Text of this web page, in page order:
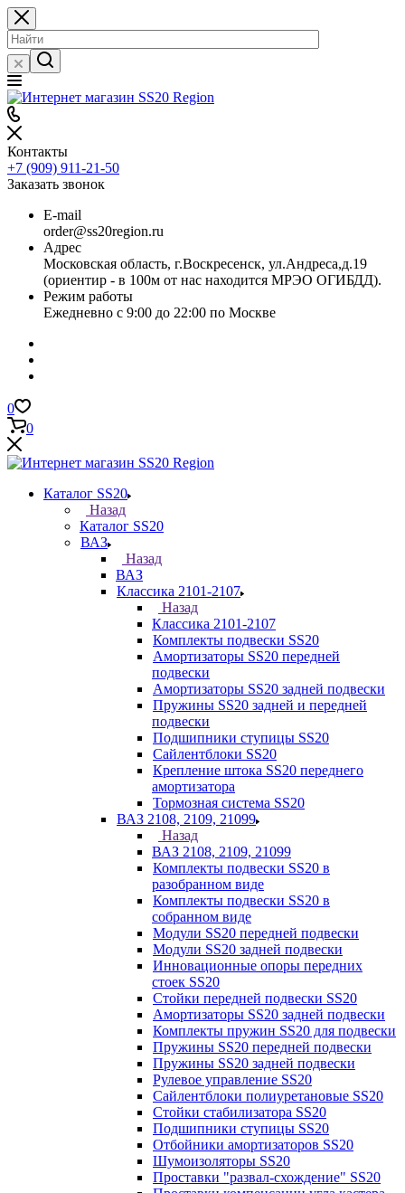
Контакты
+7 (909) 911-21-50
Заказать звонок
E-mail
order@ss20region.ru
Адрес
Московская область, г.Воскресенск, ул.Андреса,д.19
(ориентир - в 100м от нас находится МРЭО ОГИБДД).
Режим работы
Ежедневно с 9:00 до 22:00 по Москве
0
0
Каталог SS20
Назад
Каталог SS20
ВАЗ
Назад
ВАЗ
Классика 2101-2107
Назад
Классика 2101-2107
Комплекты подвески SS20
Амортизаторы SS20 передней
подвески
Амортизаторы SS20 задней подвески
Пружины SS20 задней и передней
подвески
Подшипники ступицы SS20
Сайлентблоки SS20
Крепление штока SS20 переднего
амортизатора
Тормозная система SS20
ВАЗ 2108, 2109, 21099
Назад
ВАЗ 2108, 2109, 21099
Комплекты подвески SS20 в
разобранном виде
Комплекты подвески SS20 в
собранном виде
Модули SS20 передней подвески
Модули SS20 задней подвески
Инновационные опоры передних
стоек SS20
Стойки передней подвески SS20
Амортизаторы SS20 задней подвески
Комплекты пружин SS20 для подвески
Пружины SS20 передней подвески
Пружины SS20 задней подвески
Рулевое управление SS20
Сайлентблоки полиуретановые SS20
Стойки стабилизатора SS20
Подшипники ступицы SS20
Отбойники амортизаторов SS20
Шумоизоляторы SS20
Проставки "развал-схождение" SS20